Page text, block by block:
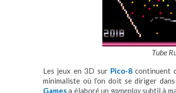
Tube
Les jeux en 3D sur Pico-8continuent
minimaliste où l’on doit se diriger
Gamesa élaboré un gameplaysubtil à